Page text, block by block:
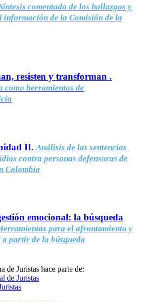
comentada de los hallazgos y
información de la Comisión de la
resisten y transforman .
como herramientas de
II. Análisis de las sentencias
contra personas defensoras de
Colombia
emocional: la búsqueda
para el afrontamiento y
partir de la búsqueda
de Juristas hace parte de: